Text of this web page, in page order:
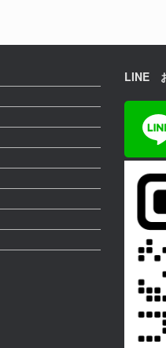
LINE